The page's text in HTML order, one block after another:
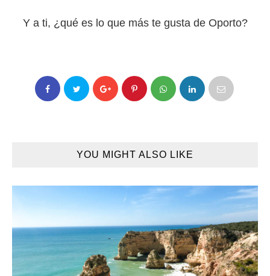
Y a ti, ¿qué es lo que más te gusta de Oporto?
YOU MIGHT ALSO LIKE